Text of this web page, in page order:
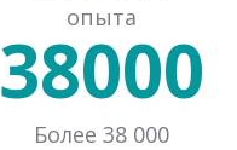
опыта
38000
Более 38 000